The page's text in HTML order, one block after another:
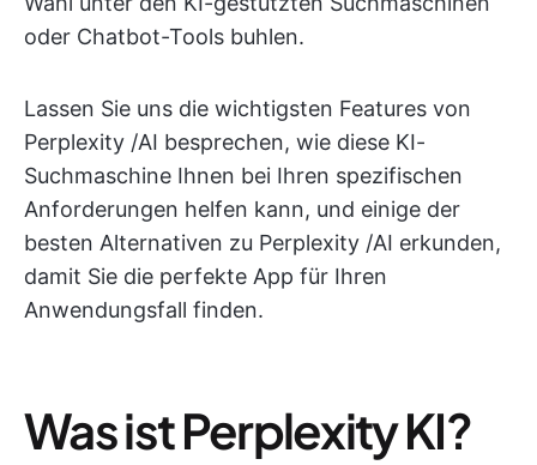
oder Chatbot-Tools buhlen.
Lassen Sie uns die wichtigsten Features von
Perplexity /AI besprechen, wie diese KI-
Suchmaschine Ihnen bei Ihren spezifischen
Anforderungen helfen kann, und einige der
besten Alternativen zu Perplexity /AI erkunden,
damit Sie die perfekte App für Ihren
Anwendungsfall finden.
Was ist Perplexity KI?